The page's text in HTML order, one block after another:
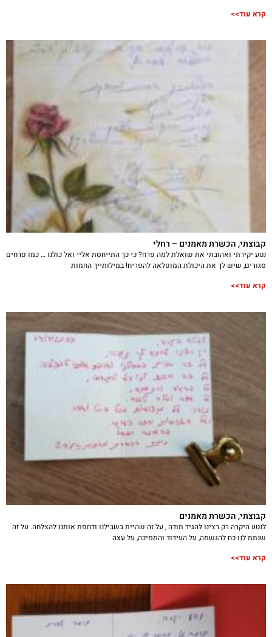
קרא עוד>>
קבוצתי, הכשרת מאמנים – רחלי
נטע יקירתי ואהובתי את שואלת למה פרח? כי כך התייחסת אליי ואל כולנו … כמו פרחים
סגורים, שיש לך את היכולת המופלאה להפריח! במילותייך החמות
קרא עוד>>
קבוצתי, הכשרת מאמנים
לנטע היקרה רק רצינו להגיד תודה , על זה שהיית בשבילנו ודחפת אותנו להצלחה. על זה
שנתת לנו כח להגשמה, על העידוד והתמיכה, על עצה
קרא עוד>>